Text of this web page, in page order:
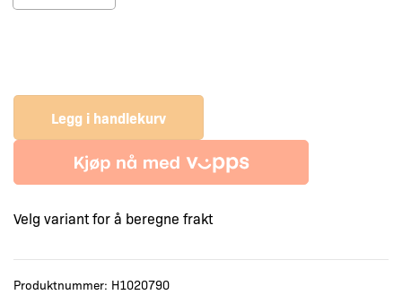
Legg i handlekurv
Velg variant for å beregne frakt
Produktnummer: H1020790